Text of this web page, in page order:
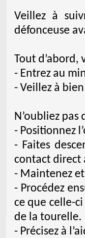
Veillez à
défonceuse
Tout d’abord,
- Entrez au
- Veillez à
N’oubliez
- Positionnez
- Faites
contact direct
- Maintenez
- Procédez
ce que celle-
de la tourelle.
- Précisez à